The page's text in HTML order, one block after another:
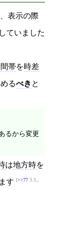
表示の際
ていました
帯を時差
るべき と
るから変更
は地方時を
す >>77 3.3.,